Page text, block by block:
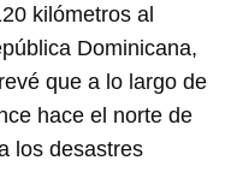
kilómetros al
Dominicana,
que a lo largo de
hace el norte de
los desastres